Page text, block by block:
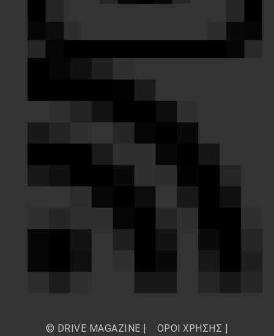
© DRIVE MAGAZINE | ΟΡΟΙ ΧΡΗΣΗΣ